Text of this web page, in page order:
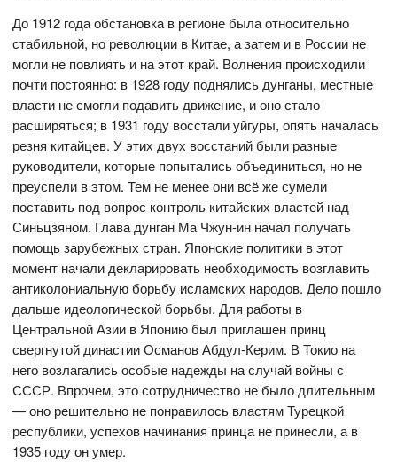
До 1912 года обстановка в регионе была относительно
стабильной, но революции в Китае, а затем и в России не
могли не повлиять и на этот край. Волнения происходили
почти постоянно: в 1928 году поднялись дунганы, местные
власти не смогли подавить движение, и оно стало
расширяться; в 1931 году восстали уйгуры, опять началась
резня китайцев. У этих двух восстаний были разные
руководители, которые попытались объединиться, но не
преуспели в этом. Тем не менее они всё же сумели
поставить под вопрос контроль китайских властей над
Синьцзяном. Глава дунган Ма Чжун-ин начал получать
помощь зарубежных стран. Японские политики в этот
момент начали декларировать необходимость возглавить
антиколониальную борьбу исламских народов. Дело пошло
дальше идеологической борьбы. Для работы в
Центральной Азии в Японию был приглашен принц
свергнутой династии Османов Абдул-Керим. В Токио на
него возлагались особые надежды на случай войны с
СССР. Впрочем, это сотрудничество не было длительным
— оно решительно не понравилось властям Турецкой
республики, успехов начинания принца не принесли, а в
1935 году он умер.